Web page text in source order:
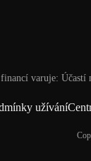
varuje: Účastí
užívání